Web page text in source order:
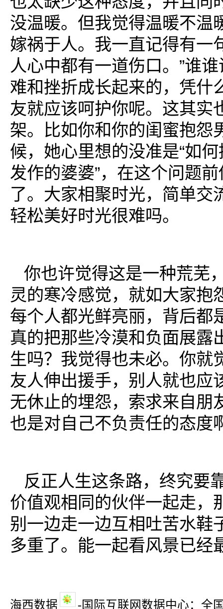
没温暖。但我觉得温暖不温
嫁祸于人。我一直记得有一
人心中都有一道伤口。”谁
难和挫折成长起来的，凭什
友就应该呵护你呢。这其实
架。比如你和你的闺蜜抱怨
候，她心里想的没准是“如
发作的婆婆”，在这个问题
了。大家相聚时光，简单交
轻松美好时光很难吗。
你也许觉得这是一种荒芜
灵的寒冷感觉，就如大家抱
每个人都光鲜亮丽，背后都
真的把那些冷漠和负面展露
生吗？我觉得也未必。你就
友人伸出援手，别人就也应
无休止的埋怨，索求来自朋
也是对自己不负责任的态度
反正人生这条路，终究要
价值观相同的伙伴一起走，
别一边走一边互相吐苦水鞋
多重了。能一起看风景已经
海西数据 -国际互联网数据中心：全